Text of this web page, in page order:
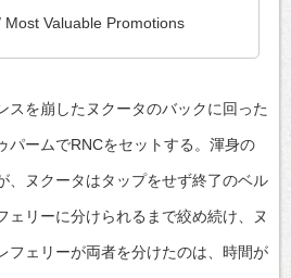
Most Valuable Promotions
スを崩したヌクータのバックに回った
パームでRNCをセットする。渾身の
、ヌクータはタップをせず終了のベル
ェリーに分けられるまで絞め続け、ヌ
フェリーが両者を分けたのは、時間が